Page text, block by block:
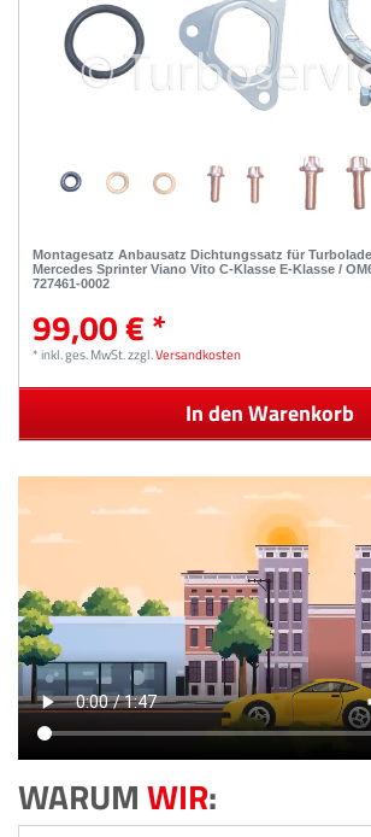
Montagesatz Anbausatz Dichtungssatz für
Mercedes Sprinter Viano Vito C-Klasse E-Klasse /
727461-0002
99,00 € *
*inkl. ges. MwSt.zzgl.Versandkosten
In den Warenkorb
WARUMWIR: